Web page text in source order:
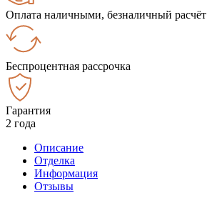
Оплата наличными, безналичный расчёт
Беспроцентная рассрочка
Гарантия
2 года
Описание
Отделка
Информация
Отзывы